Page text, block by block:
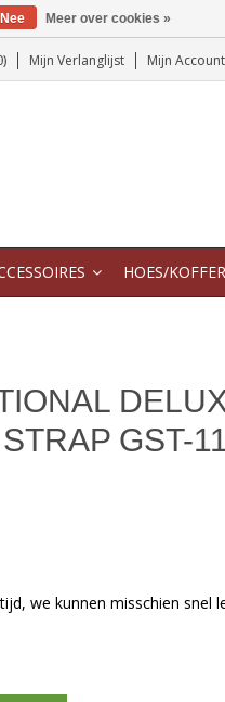
Mijn Verlanglijst Mijn Account
HOES/KOFFER
GST-
we kunnen misschien snel
Nee Meer over cookies »